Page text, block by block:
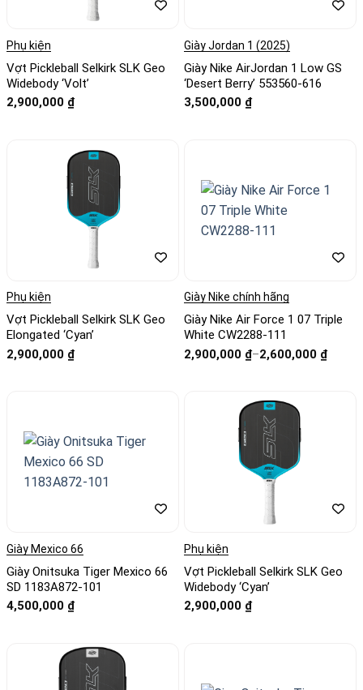
Phụ kiện
Vợt Pickleball Selkirk SLK Geo
Widebody ‘Volt’
2,900,000 ₫
Giày Jordan 1 (2025)
Giày Nike AirJordan 1 Low GS
‘Desert Berry’ 553560-616
3,500,000 ₫
Phụ kiện
Vợt Pickleball Selkirk SLK Geo
Elongated ‘Cyan’
2,900,000 ₫
Giày Nike chính hãng
Giày Nike Air Force 1 07 Triple
White CW2288-111
2,600,000 ₫
–
2,900,000 ₫
Khoảng
giá:
2,900,000 ₫
Giày Mexico 66
Giày Onitsuka Tiger Mexico 66
SD 1183A872-101
4,500,000 ₫
Phụ kiện
Vợt Pickleball Selkirk SLK Geo
Widebody ‘Cyan’
2,900,000 ₫